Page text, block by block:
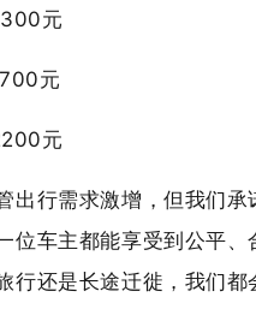
元
元
元
出行需求激增，但我们承
位车主都能享受到公平、
行还是长途迁徙，我们都